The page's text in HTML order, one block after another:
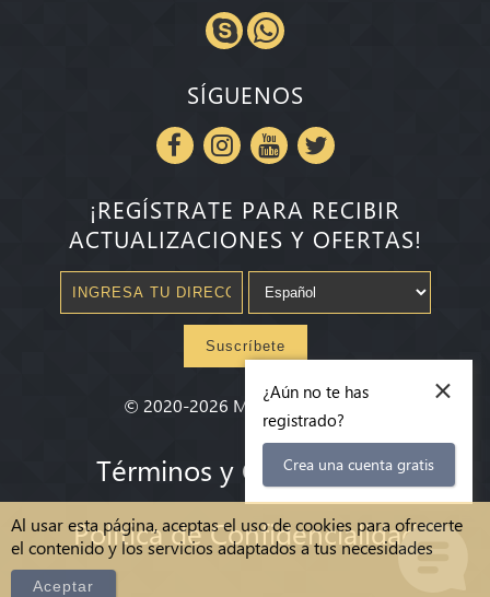
Al usar esta página, aceptas el uso de cookies para ofrecerte
el contenido y los servicios adaptados a tus necesidades
Aceptar
SÍGUENOS
¡REGÍSTRATE PARA RECIBIR
ACTUALIZACIONES Y OFERTAS!
Suscríbete
© 2020-2026 Millenium State®
Términos y Condiciones
Política de Confidencialidad
×
¿Aún no te has
registrado?
Crea una cuenta gratis